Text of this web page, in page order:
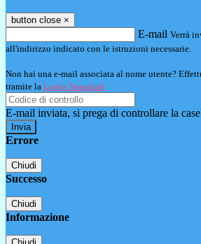
button close ×
E-mail Verrà
all'indirizzo indicato con le istruzioni necessarie.
Non hai una e-mail associata al nome utente?
tramite la Login Spaggiari
E-mail inviata, si prega di controllare la
Errore
Chiudi
Successo
Chiudi
Informazione